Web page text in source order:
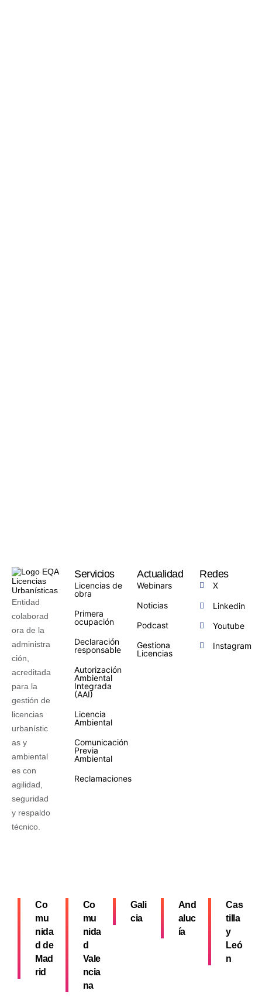
Entidad
colaborad
ora de la
administra
ción,
acreditada
para la
gestión de
licencias
urbanístic
as y
ambiental
es con
agilidad,
seguridad
y respaldo
técnico.
Servicios
Licencias de
obra
Primera
ocupación
Declaración
responsable
Autorización
Ambiental
Integrada
(AAI)
Licencia
Ambiental
Comunicación
Previa
Ambiental
Reclamaciones
Actualidad
Webinars
Noticias
Podcast
Gestiona
Licencias
Redes
X
Linkedin
Youtube
Instagram
Co
mu
nida
d de
Mad
rid
Co
mu
nida
d
Vale
ncia
na
Gali
cia
And
aluc
ía
Cas
tilla
y
Leó
n